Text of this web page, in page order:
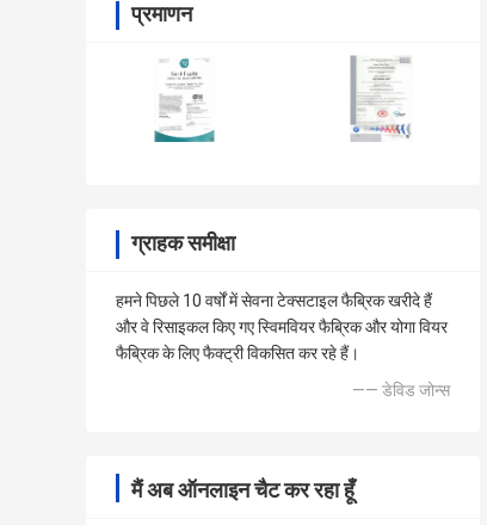
प्रमाणन
ग्राहक समीक्षा
हमने पिछले 10 वर्षों में सेवना टेक्सटाइल फैब्रिक खरीदे हैं
और वे रिसाइकल किए गए स्विमवियर फैब्रिक और योगा वियर
फैब्रिक के लिए फैक्ट्री विकसित कर रहे हैं।
—— डेविड जोन्स
मैं अब ऑनलाइन चैट कर रहा हूँ